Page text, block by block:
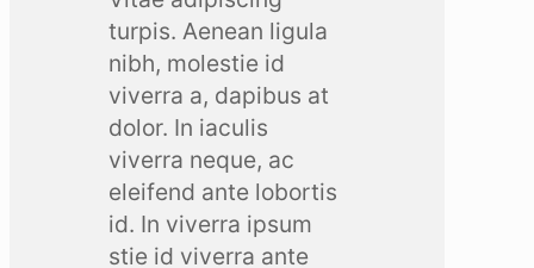
turpis. Aenean ligula
nibh, molestie id
viverra a, dapibus at
dolor. In iaculis
viverra neque, ac
eleifend ante lobortis
id. In viverra ipsum
stie id viverra ante